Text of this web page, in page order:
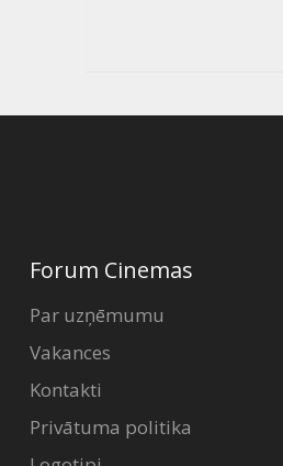
Forum Cinemas
Par uzņēmumu
Vakances
Kontakti
Privātuma politika